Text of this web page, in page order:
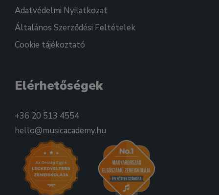
Adatvédelmi Nyilatkozat
Általános Szerződési Feltételek
Cookie tájékoztató
Elérhetőségek
+36 20 513 4554
hello@musicacademy.hu